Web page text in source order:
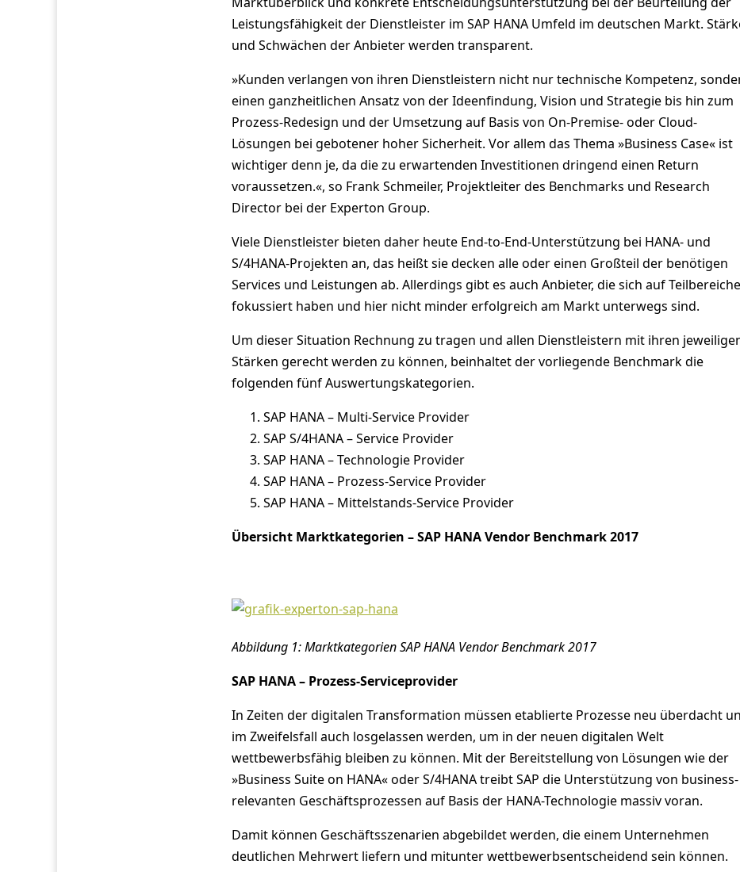
Leistungsfähigkeit der Dienstleister im SAP HANA Umfeld im deutschen Markt.
und Schwächen der Anbieter werden transparent.
»Kunden verlangen von ihren Dienstleistern nicht nur technische Kompetenz,
einen ganzheitlichen Ansatz von der Ideenfindung, Vision und Strategie bis hin zum
Prozess-Redesign und der Umsetzung auf Basis von On-Premise- oder Cloud-
Lösungen bei gebotener hoher Sicherheit. Vor allem das Thema »Business Case« ist
wichtiger denn je, da die zu erwartenden Investitionen dringend einen Return
voraussetzen.«, so Frank Schmeiler, Projektleiter des Benchmarks und Research
Director bei der Experton Group.
Viele Dienstleister bieten daher heute End-to-End-Unterstützung bei HANA- und
S/4HANA-Projekten an, das heißt sie decken alle oder einen Großteil der benötigen
Services und Leistungen ab. Allerdings gibt es auch Anbieter, die sich auf Teilbereiche
fokussiert haben und hier nicht minder erfolgreich am Markt unterwegs sind.
Um dieser Situation Rechnung zu tragen und allen Dienstleistern mit ihren
Stärken gerecht werden zu können, beinhaltet der vorliegende Benchmark die
folgenden fünf Auswertungskategorien.
SAP HANA – Multi-Service Provider
SAP S/4HANA – Service Provider
SAP HANA – Technologie Provider
SAP HANA – Prozess-Service Provider
SAP HANA – Mittelstands-Service Provider
Übersicht Marktkategorien – SAP HANA Vendor Benchmark 2017
Abbildung 1: Marktkategorien SAP HANA Vendor Benchmark 2017
SAP HANA – Prozess-Serviceprovider
In Zeiten der digitalen Transformation müssen etablierte Prozesse neu überdacht
im Zweifelsfall auch losgelassen werden, um in der neuen digitalen Welt
wettbewerbsfähig bleiben zu können. Mit der Bereitstellung von Lösungen wie der
»Business Suite on HANA« oder S/4HANA treibt SAP die Unterstützung von business-
relevanten Geschäftsprozessen auf Basis der HANA-Technologie massiv voran.
Damit können Geschäftsszenarien abgebildet werden, die einem Unternehmen
deutlichen Mehrwert liefern und mitunter wettbewerbsentscheidend sein können.